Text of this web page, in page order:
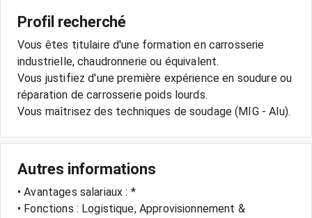
Profil recherché
Vous êtes titulaire d'une formation en carrosserie
industrielle, chaudronnerie ou équivalent.
Vous justifiez d'une première expérience en soudure ou
réparation de carrosserie poids lourds.
Vous maîtrisez des techniques de soudage (MIG - Alu).
Autres informations
• Avantages salariaux : *
• Fonctions : Logistique, Approvisionnement &